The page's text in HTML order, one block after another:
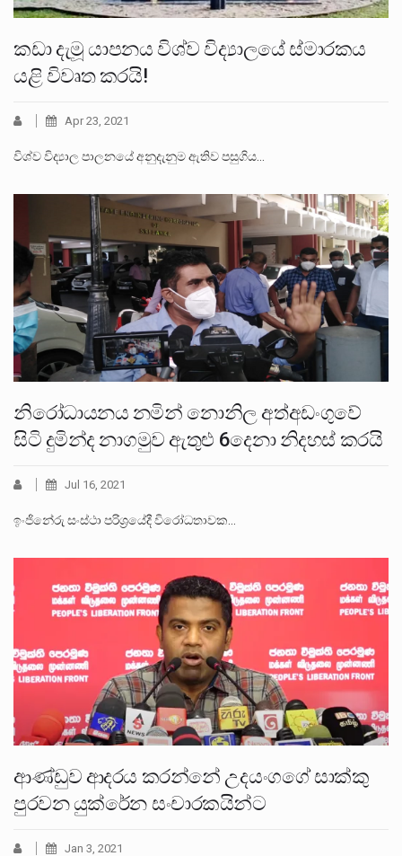
කඩා දැමූ යාපනය විශ්ව විද්‍යාලයේ ස්මාරකය
යළි විවෘත කරයි!
Apr 23, 2021
විශ්ව විද්‍යාල පාලනයේ අනුදැනුම ඇතිව පසුගිය…
නිරෝධායනය නමින් නොනිල අත්අඩංගුවේ
සිටි දුමින්ද නාගමුව ඇතුළු 6දෙනා නිදහස් කරයි
Jul 16, 2021
ඉංජිනේරු සංස්ථා පරිශ්‍රයේදී විරෝධතාවක…
ආණ්ඩුව ආදරය කරන්නේ උදයංගගේ සාක්කු
පුරවන යුක්රේන සංචාරකයින්ට
Jan 3, 2021